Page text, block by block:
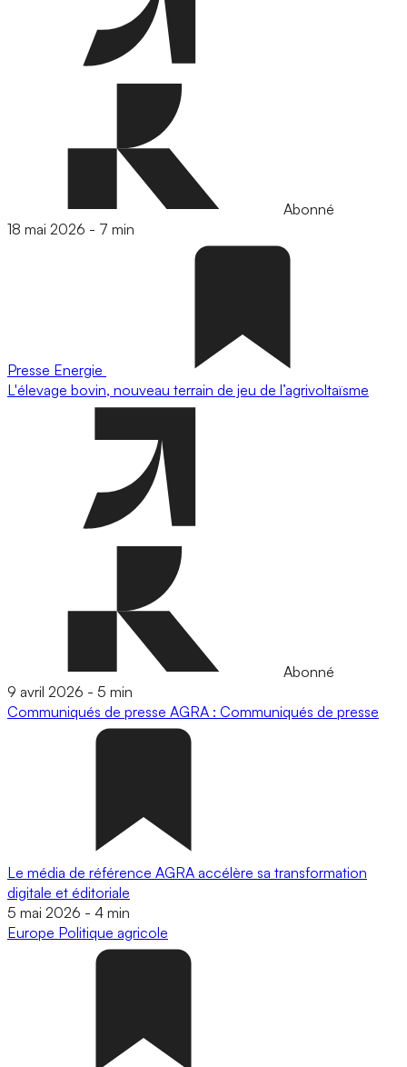
Abonné
18 mai 2026 - 7 min
Presse Energie
L'élevage bovin, nouveau terrain de jeu de l’agrivoltaïsme
Abonné
9 avril 2026 - 5 min
Communiqués de presse AGRA : Communiqués de presse
Le média de référence AGRA accélère sa transformation
digitale et éditoriale
5 mai 2026 - 4 min
Europe Politique agricole